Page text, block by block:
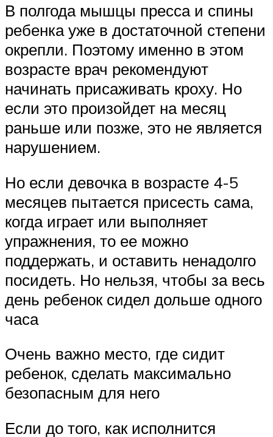
В полгода мышцы пресса и спины
ребенка уже в достаточной степени
окрепли. Поэтому именно в этом
возрасте врач рекомендуют
начинать присаживать кроху. Но
если это произойдет на месяц
раньше или позже, это не является
нарушением.
Но если девочка в возрасте 4-5
месяцев пытается присесть сама,
когда играет или выполняет
упражнения, то ее можно
поддержать, и оставить ненадолго
посидеть. Но нельзя, чтобы за весь
день ребенок сидел дольше одного
часа
Очень важно место, где сидит
ребенок, сделать максимально
безопасным для него
Если до того, как исполнится